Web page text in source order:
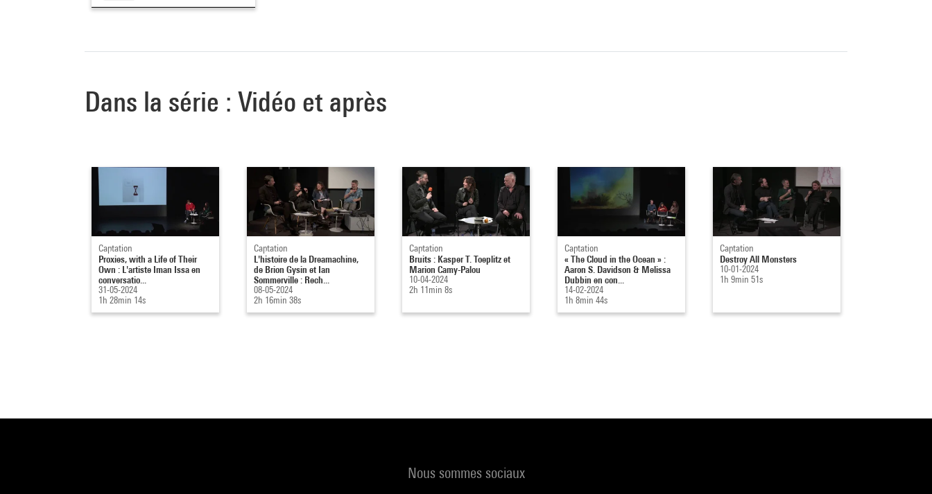
Dans la série : Vidéo et après
Captation
Proxies, with a Life of Their
Own : L'artiste Iman Issa en
conversatio...
31-05-2024
1h 28min 14s
Captation
L'histoire de la Dreamachine,
de Brion Gysin et Ian
Sommerville : Rech...
08-05-2024
2h 16min 38s
Captation
Bruits : Kasper T. Toeplitz et
Marion Camy-Palou
10-04-2024
2h 11min 8s
Captation
« The Cloud in the Ocean » :
Aaron S. Davidson & Melissa
Dubbin en con...
14-02-2024
1h 8min 44s
Captation
Destroy All Monsters
10-01-2024
1h 9min 51s
Nous sommes sociaux